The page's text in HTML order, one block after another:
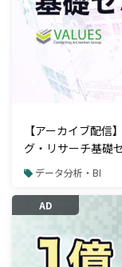
【アーカイブ配
グ・リサーチ基礎
データ分析・BI
AD